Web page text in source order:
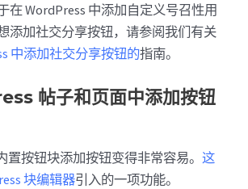
在 WordPress 中添加自定义号召性用
添加社交分享按钮，请参阅我们有关
中添加社交分享按钮的指南。
帖子和页面中添加按钮
置按钮块添加按钮变得非常容易。这
块编辑器引入的一项功能。